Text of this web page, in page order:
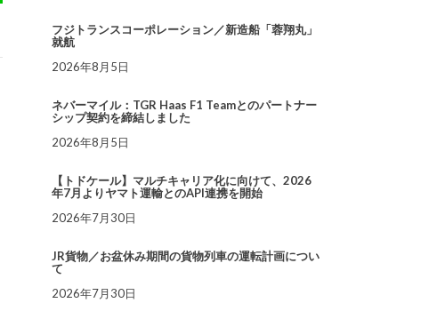
フジトランスコーポレーション／新造船「蓉翔丸」
就航
2026年8月5日
ネバーマイル：TGR Haas F1 Teamとのパートナー
シップ契約を締結しました
2026年8月5日
【トドケール】マルチキャリア化に向けて、2026
年7月よりヤマト運輸とのAPI連携を開始
2026年7月30日
JR貨物／お盆休み期間の貨物列車の運転計画につい
て
2026年7月30日